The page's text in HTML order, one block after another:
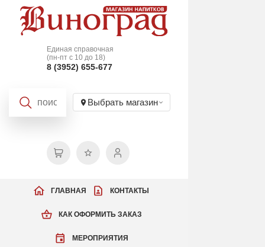
Единая справочная
(пн-пт с 10 до 18)
8 (3952) 655-677
Выбрать магазин
КАК ОФОРМИТЬ ЗАКАЗ
МЕРОПРИЯТИЯ
ГЛАВНАЯ КОНТАКТЫ